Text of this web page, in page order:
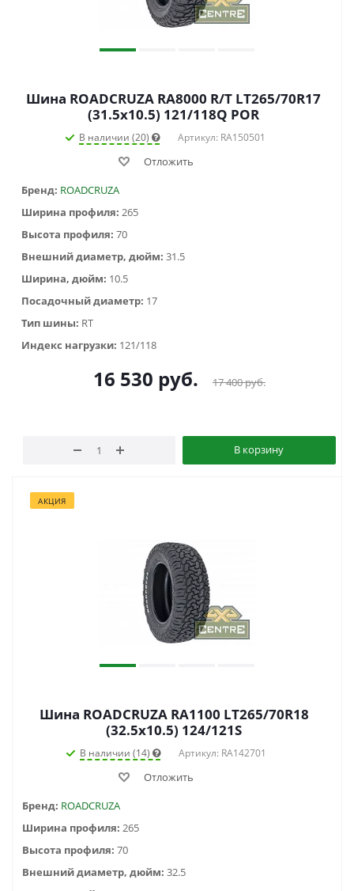
Шина ROADCRUZA RA8000 R/T LT265/70R17
(31.5x10.5) 121/118Q POR
В наличии (20) Артикул: RA150501
Отложить
Бренд: ROADCRUZA
Ширина профиля: 265
Высота профиля: 70
Внешний диаметр, дюйм: 31.5
Ширина, дюйм: 10.5
Посадочный диаметр: 17
Тип шины: RT
Индекс нагрузки: 121/118
16 530 руб. 17 400руб.
В корзину
АКЦИЯ
Шина ROADCRUZA RA1100 LT265/70R18
(32.5x10.5) 124/121S
В наличии (14) Артикул: RA142701
Отложить
Бренд: ROADCRUZA
Ширина профиля: 265
Высота профиля: 70
Внешний диаметр, дюйм: 32.5